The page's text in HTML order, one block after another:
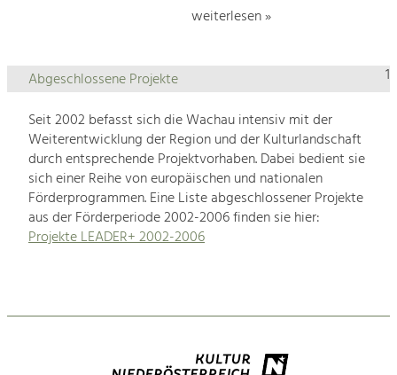
weiterlesen »
1
Abgeschlossene Projekte
Seit 2002 befasst sich die Wachau intensiv mit der
Weiterentwicklung der Region und der Kulturlandschaft
durch entsprechende Projektvorhaben. Dabei bedient sie
sich einer Reihe von europäischen und nationalen
Förderprogrammen. Eine Liste abgeschlossener Projekte
aus der Förderperiode 2002-2006 finden sie hier:
Projekte LEADER+ 2002-2006